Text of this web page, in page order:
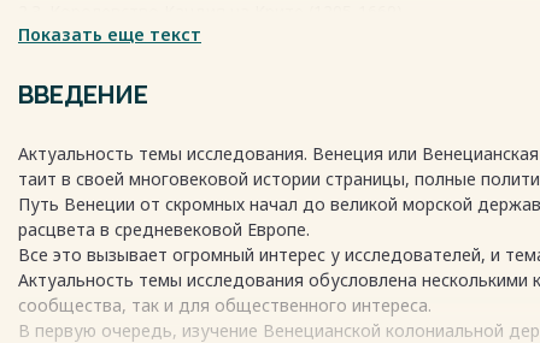
2.4. Венеция в Причерноморье: Тана и другие владения
3.1. Особенности изучения средневековья в 6 классе
3.2. Технология организации проектной деятельности на
ЗАКЛЮЧЕНИЕ ………………………………………………………. 79
БИБЛИОГРАФИЧЕСКИЙ СПИСОК ……………………………... 81
Весь текст будет доступенпосле покупки
Показать еще текст
ВВЕДЕНИЕ
Актуальность темы исследования. Венеция или
таит в своей многовековой истории страницы, полные
Путь Венеции от скромных начал до великой морской
расцвета в средневековой Европе.
Все это вызывает огромный интерес у исследователей, и
Актуальность темы исследования обусловлена
сообщества, так и для общественного интереса.
В первую очередь, изучение Венецианской колониальной